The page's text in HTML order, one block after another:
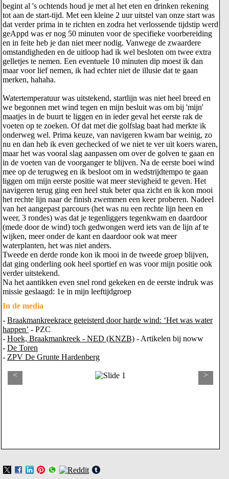
begint al 's ochtends houd je met al het eten en drinken rekening
tot aan de start-tijd. Met een kleine 2 uur uitstel van onze start was
dat verder prima in te richten en zodra het verlossende tijdstip werd
geAppd was er nog 50 minuten voor de specifieke voorbereiding
en in feite heb je dan niet meer nodig. Vanwege de zwaardere
omstandigheden en de uitloop had ik wel besloten om twee extra
gelletjes te nemen. Een eventuele 10 minuten dip moest ik dan
maar voor lief nemen, ik had echter niet de illusie dat te gaan
merken, hahaha.
Watertemperatuur was uitstekend, startlijn was niet heel breed en
we begonnen met wind tegen en mijn besluit was om bij 'mijn'
maatjes in de buurt te liggen en in ieder geval het eerste rak de
voeten op te zoeken. Of dat met die golfslag baat had merkte ik
onderweg wel. Prima keuze, van navigeren kwam bar weinig, zo
nu en dan heb ik even gechecked of we niet te ver uit koers waren,
maar het was vooral slag aanpassen om over de golven te gaan en
in de voeten van de voorganger te blijven. Na de eerste boei wind
mee op de terugweg en ik besloot om in wedstrijdtempo te gaan
liggen om mijn eerste positie wat meer stevigheid te geven. Het
navigeren terug ging een heel stuk beter qua zicht en ik kon mooi
het rechte lijn naar de finish zwemmen een keer proberen. Nadeel
van het aangepast parcours (het was nu een rechte lijn heen en
weer, 3 rondes) was dat je tegenliggers tegenkwam en daardoor
(mede door de wind) toch gedwongen werd iets van de lijn af te
wijken, meer onder de kant en daardoor ook wat meer
waterplanten, het was niet anders.
Tweede en derde ronde kon ik mooi in de tweede groep blijven,
dat ging onderling ook heel sportief en was voor mijn positie ook
verder uitstekend.
Na het aantikken even snel rond gekeken en de eerste indruk was
missie geslaagd: 1e in mijn leeftijdgroep
In de media
- Braakmankreekrace geteisterd door harde wind: ‘Het was water
happen’ - PZC
- Hoek, Braakmankreek - NED (KNZB) - Artikelen bij noww
- De Toren
- ZPV De Grunte Hardenberg
< >